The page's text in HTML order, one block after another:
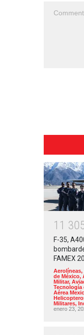
1 1 30
F-35,
FAMEX
Aerolíneas,
de México,
Militar,
Tecnología
Aérea
Militares,
enero 23,